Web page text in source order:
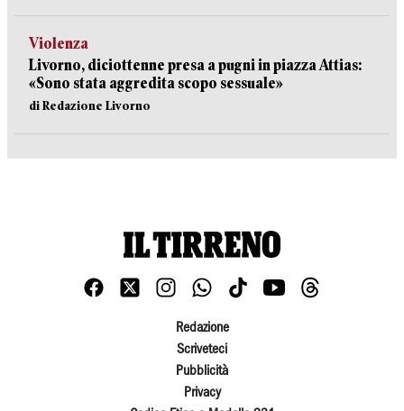
Violenza
Livorno, diciottenne presa a pugni in piazza Attias:
«Sono stata aggredita scopo sessuale»
di Redazione Livorno
Redazione
Scriveteci
Pubblicità
Privacy